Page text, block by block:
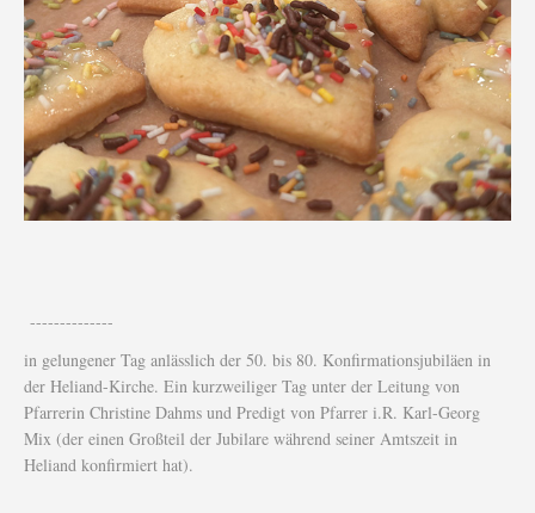
--------------
in gelungener Tag anlässlich der 50. bis 80. Konfirmationsjubiläen in
der Heliand-Kirche. Ein kurzweiliger Tag unter der Leitung von
Pfarrerin Christine Dahms und Predigt von Pfarrer i.R. Karl-Georg
Mix (der einen Großteil der Jubilare während seiner Amtszeit in
Heliand konfirmiert hat).